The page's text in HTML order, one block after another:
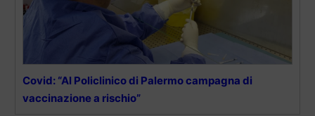
Covid: “Al Policlinico di Palermo campagna di
vaccinazione a rischio”